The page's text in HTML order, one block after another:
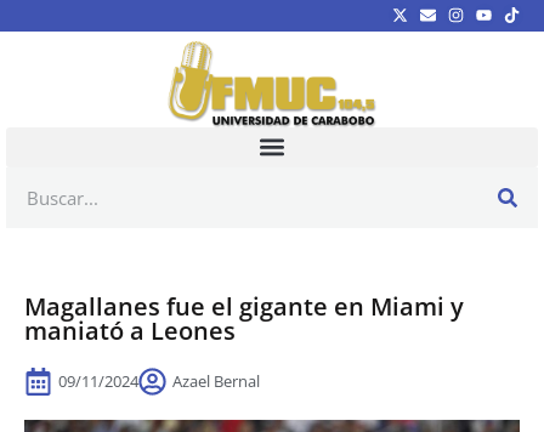
Magallanes fue el gigante en Miami y
maniató a Leones
09/11/2024 Azael Bernal